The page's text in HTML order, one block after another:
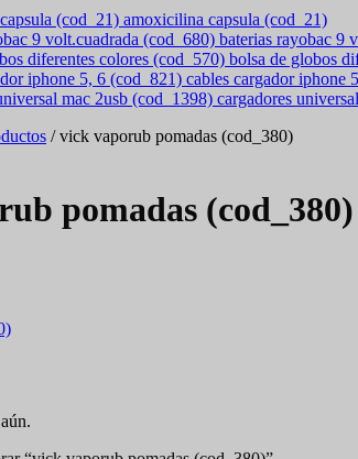
amoxicilina capsula (cod_21)
baterias rayobac 9
bolsa de globos
cables cargador iphone
cargadores
/ vick vaporub pomadas (cod_380)
pomadas (cod_380)